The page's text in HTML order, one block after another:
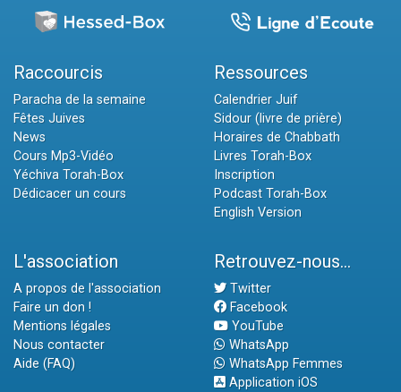
Raccourcis
Paracha de la semaine
Fêtes Juives
News
Cours Mp3-Vidéo
Yéchiva Torah-Box
Dédicacer un cours
Ressources
Calendrier Juif
Sidour (livre de prière)
Horaires de Chabbath
Livres Torah-Box
Inscription
Podcast Torah-Box
English Version
L'association
A propos de l'association
Faire un don !
Mentions légales
Nous contacter
Aide (FAQ)
Retrouvez-nous...
Twitter
Facebook
YouTube
WhatsApp
WhatsApp Femmes
Application iOS